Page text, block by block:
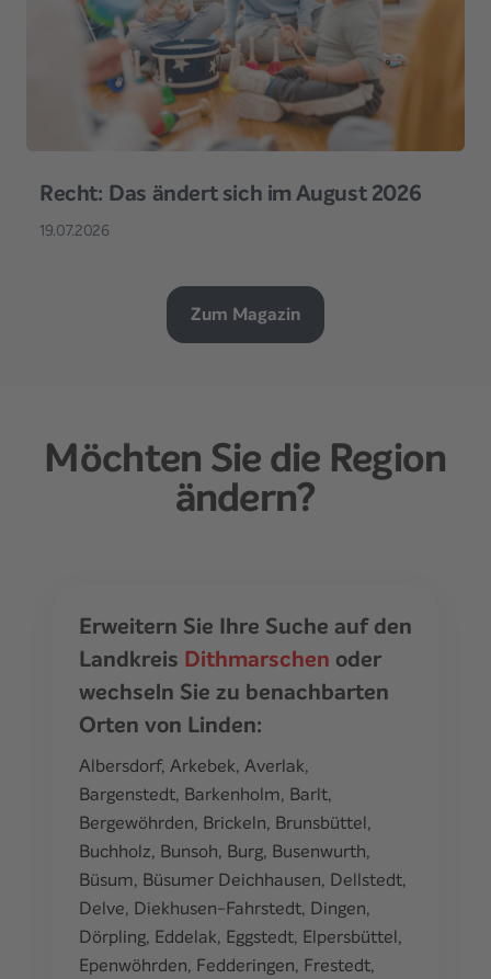
Recht: Das ändert sich im August 2026
19.07.2026
Zum Magazin
Möchten Sie die Region
ändern?
Erweitern Sie Ihre Suche auf den
Landkreis Dithmarschen oder
wechseln Sie zu benachbarten
Orten von Linden:
Albersdorf, Arkebek, Averlak,
Bargenstedt, Barkenholm, Barlt,
Bergewöhrden, Brickeln, Brunsbüttel,
Buchholz, Bunsoh, Burg, Busenwurth,
Büsum, Büsumer Deichhausen, Dellstedt,
Delve, Diekhusen-Fahrstedt, Dingen,
Dörpling, Eddelak, Eggstedt, Elpersbüttel,
Epenwöhrden, Fedderingen, Frestedt,